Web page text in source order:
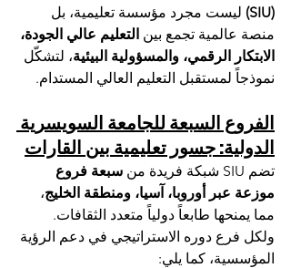
(SIU)
ليست مجرد مؤسسة تعليمية، بل
منصة عالمية تجمع بين التعليم عالي الجودة،
الابتكار الرقمي، والمسؤولية البيئية، لتشكّل
نموذجاً لمستقبل التعليم العالي المستدام.
الفروع السبعة للجامعة السويسرية
الدولية: جسور تعليمية بين القارات
تضم SIU شبكة فريدة من
سبعة فروع
موزعة عبر أوروبا، آسيا، ومنطقة الخليج،
مما يمنحها طابعاً دولياً متعدد الثقافات.
ولكل فرع دوره الاستراتيجي في دعم الرؤية
المؤسسية، كما يلي: